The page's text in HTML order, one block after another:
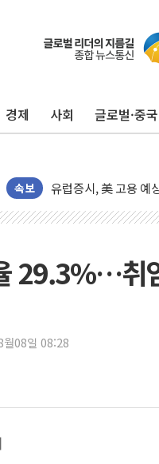
경제 사회 글로벌·중국
속보
10월 보완수사권 폐
민주, 오늘 제주·인
뉴욕증시, 고용 쇼크
트럼프, 쿡 연준 이사
미 연준 매파 기세 꺾
[종합] 이슬람 수니파
美 항소법원, 백악관
이란 핵심 원유 수출
뉴욕증시 프리뷰,
[종합] 美 7월 고용 2
[사진] 이슬람 수니파
뉴욕증시 개장 전
보훈부, 미 DPAA
29.3%…취
월08일 08:28